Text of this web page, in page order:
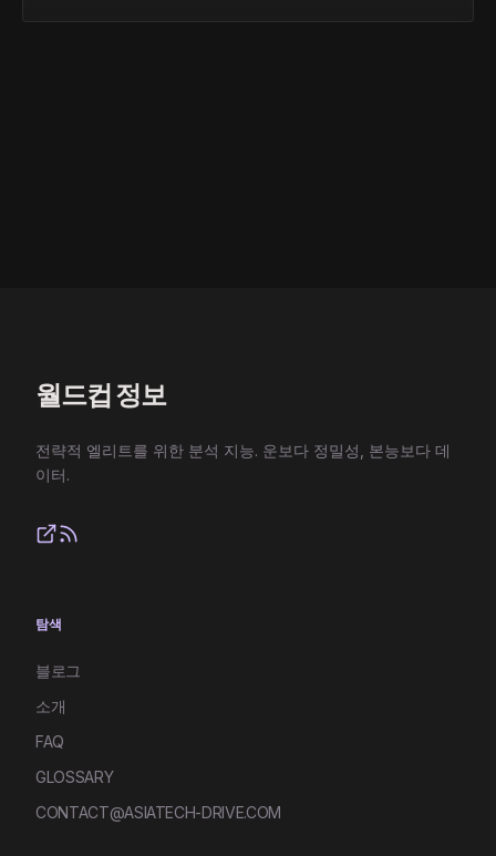
월드컵 정보
전략적 엘리트를 위한 분석 지능. 운보다 정밀성, 본능보다 데
이터.
탐색
블로그
소개
FAQ
GLOSSARY
CONTACT@ASIATECH-DRIVE.COM